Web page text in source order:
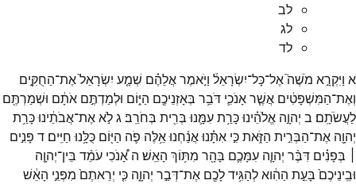
לב
לג
לד
א וַיִּקְרָ֣א מֹשֶׁה֮אֶל־כָּל־יִשְׂרָאֵל֒ וַיֹּ֣אמֶראֲלֵהֶ֗ם שְׁמַ֤ע יִשְׂרָאֵל֙אֶת־הַחֻקִּ֣ים
וְאֶת־הַמִּשְׁפָּטִ֔ים אֲשֶׁ֧ראָנֹכִ֛י דֹּבֵ֥ר בְּאָזְנֵיכֶ֖ם הַיּ֑וֹם וּלְמַדְתֶּ֣ם אֹתָ֔ם וּשְׁמַרְתֶּ֖ם
לַעֲשֹׂתָֽם׃ ב יְהוָ֣ה אֱלֹהֵ֗ינוּכָּרַ֥תעִמָּ֛נוּ בְּרִ֖ית בְּחֹרֵֽב׃גלֹ֣אאֶת־אֲבֹתֵ֔ינוּכָּרַ֥ת
יְהוָ֖ה אֶת־הַבְּרִ֣ית הַזֹּ֑אתכִּ֣י אִתָּ֗נוּאֲנַ֨חְנוּאֵ֥לֶּה פֹ֛ה הַיּ֖וֹם כֻּלָּ֥נוּ חַיִּֽים׃ ד פָּנִ֣ים
בְּפָנִ֗ים דִּבֶּ֨ר יְהוָ֧ה עִמָּכֶ֛ם בָּהָ֖ר מִתּ֥וֹךְ הָאֵֽשׁ׃ ה אָ֠נֹכִי עֹמֵ֨ד בֵּין־יְהוָ֤ה
וּבֵֽינֵיכֶם֙ בָּעֵ֣ת הַהִ֔ואלְהַגִּ֥ידלָכֶ֖ם אֶת־דְּבַ֣ר יְהוָ֑ה כִּ֤י יְרֵאתֶם֙ מִפְּנֵ֣י הָאֵ֔שׁ